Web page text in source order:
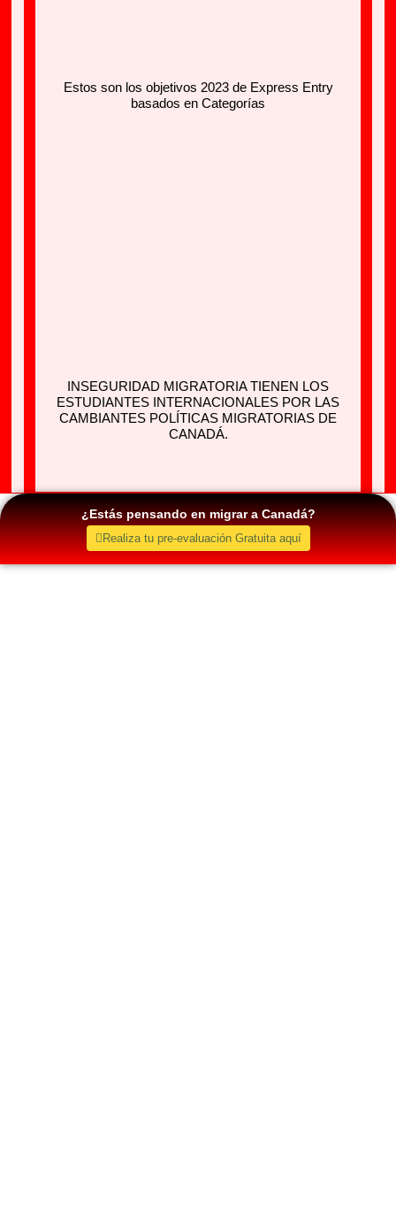
Estos son los objetivos 2023 de Express Entry
basados en Categorías
INSEGURIDAD MIGRATORIA TIENEN LOS
ESTUDIANTES INTERNACIONALES POR LAS
CAMBIANTES POLÍTICAS MIGRATORIAS DE
CANADÁ.
¿Estás pensando en migrar a Canadá?
Realiza tu pre-evaluación Gratuita aquí